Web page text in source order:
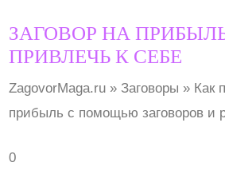
ЗАГОВОР НА
ПРИВЛЕЧЬ К СЕБЕ
ZagovorMaga.ru » Заговоры » Как
прибыль с помощью заговоров и
0